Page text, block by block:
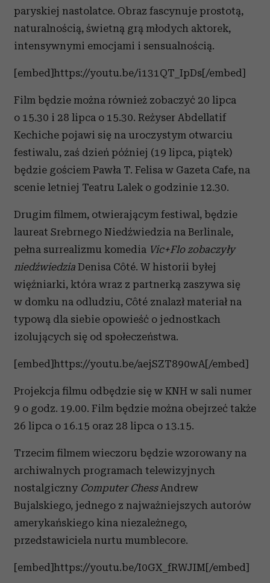
paryskiej nastolatce. Obraz fascynuje prostotą,
naturalnością, świetną grą młodych aktorek,
intensywnymi emocjami i sensualnością.
[embed]https://youtu.be/i131QT_IpDs[/embed]
Film będzie można również zobaczyć 20 lipca
o 15.30 i 28 lipca o 15.30. Reżyser Abdellatif
Kechiche pojawi się na uroczystym otwarciu
festiwalu, zaś dzień później (19 lipca, piątek)
będzie gościem Pawła T. Felisa w Gazeta Cafe, na
scenie letniej Teatru Lalek o godzinie 12.30.
Drugim filmem, otwierającym festiwal, będzie
laureat Srebrnego Niedźwiedzia na Berlinale,
pełna surrealizmu komedia Vic+Flo zobaczyły
niedźwiedzia Denisa Côté. W historii byłej
więźniarki, która wraz z partnerką zaszywa się
w domku na odludziu, Côté znalazł materiał na
typową dla siebie opowieść o jednostkach
izolujących się od społeczeństwa.
[embed]https://youtu.be/aejSZT890wA[/embed]
Projekcja filmu odbędzie się w KNH w sali numer
9 o godz. 19.00. Film będzie można obejrzeć także
26 lipca o 16.15 oraz 28 lipca o 13.15.
Trzecim filmem wieczoru będzie wzorowany na
archiwalnych programach telewizyjnych
nostalgiczny Computer ChessAndrew
Bujalskiego, jednego z najważniejszych autorów
amerykańskiego kina niezależnego,
przedstawiciela nurtu mumblecore.
[embed]https://youtu.be/I0GX_fRWJIM[/embed]